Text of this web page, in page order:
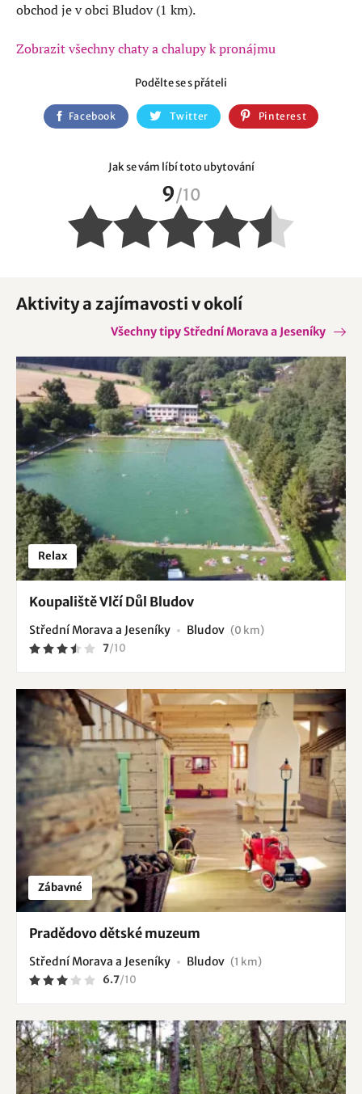
obchod je v obci Bludov (1 km).
Zobrazit všechny chaty a chalupy k pronájmu
Podělte se s přáteli
Facebook Twitter Pinterest
Jak se vám líbí toto ubytování
9/10
Aktivity a zajímavosti v okolí
Všechny tipy Střední Morava a Jeseníky
Relax
Koupaliště Vlčí Důl Bludov
Střední Morava a Jeseníky Bludov (0 km)
7/10
Zábavné
Pradědovo dětské muzeum
Střední Morava a Jeseníky Bludov (1 km)
6.7/10